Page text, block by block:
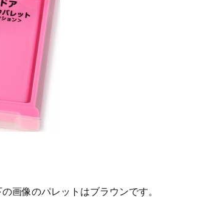
画像のパレットはブラウンです。